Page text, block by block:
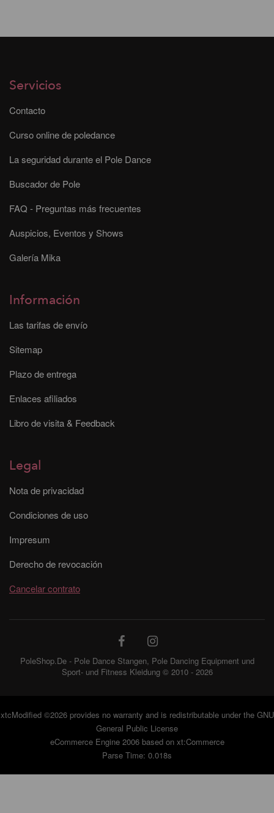
Servicios
Contacto
Curso online de poledance
La seguridad durante el Pole Dance
Buscador de Pole
FAQ - Preguntas más frecuentes
Auspicios, Eventos y Shows
Galería Mika
Información
Las tarifas de envío
Sitemap
Plazo de entrega
Enlaces afiliados
Libro de visita & Feedback
Legal
Nota de privacidad
Condiciones de uso
Impresum
Derecho de revocación
Cancelar contrato
PoleShop.De - Pole Dance Stangen, Pole Dancing Equipment und
Sport- und Fitness Kleidung © 2010 - 2026
xtcModified©2026 provides no warranty and is redistributable under the GNU
General Public License
eCommerce Engine 2006 based on xt:Commerce
Parse Time: 0.018s